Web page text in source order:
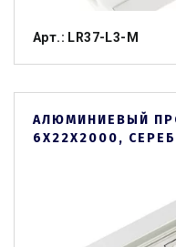
Арт.: LR37-L3-M
АЛЮМИНИЕВЫЙ
6Х22Х2000,